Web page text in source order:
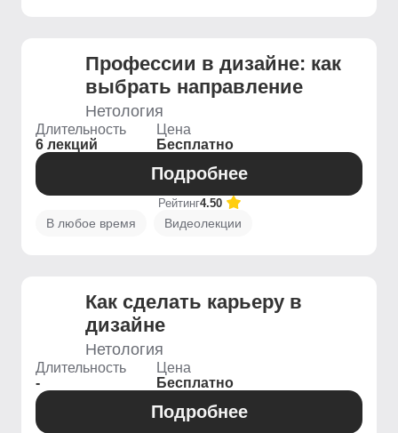
Профессии в дизайне: как
выбрать направление
Нетология
Длительность
6 лекций
Цена
Бесплатно
Подробнее
Рейтинг4.50
В любое время Видеолекции
Как сделать карьеру в
дизайне
Нетология
Длительность
-
Цена
Бесплатно
Подробнее